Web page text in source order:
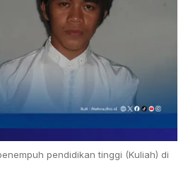
pendidikan tinggi (Kuliah) di